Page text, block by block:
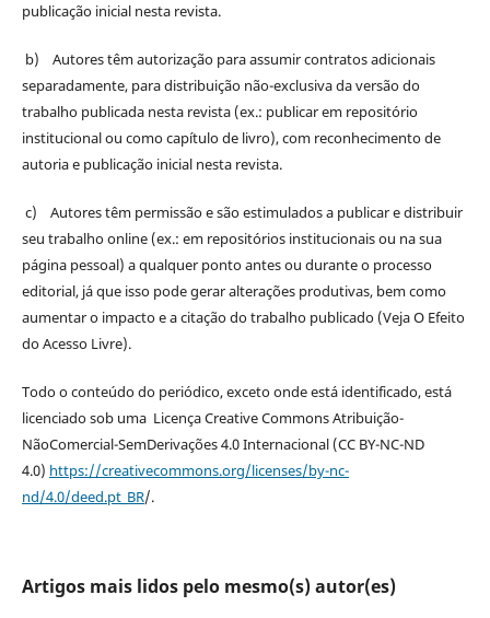
publicação inicial nesta revista.
b) Autores têm autorização para assumir contratos adicionais
separadamente, para distribuição não-exclusiva da versão do
trabalho publicada nesta revista (ex.: publicar em repositório
institucional ou como capítulo de livro), com reconhecimento de
autoria e publicação inicial nesta revista.
c) Autores têm permissão e são estimulados a publicar e distribuir
seu trabalho online (ex.: em repositórios institucionais ou na sua
página pessoal) a qualquer ponto antes ou durante o processo
editorial, já que isso pode gerar alterações produtivas, bem como
aumentar o impacto e a citação do trabalho publicado (Veja O Efeito
do Acesso Livre).
Todo o conteúdo do periódico, exceto onde está identificado, está
licenciado sob uma Licença Creative Commons Atribuição-
NãoComercial-SemDerivações 4.0 Internacional (CC BY-NC-ND
4.0) https://creativecommons.org/licenses/by-nc-
nd/4.0/deed.pt_BR/.
Artigos mais lidos pelo mesmo(s) autor(es)